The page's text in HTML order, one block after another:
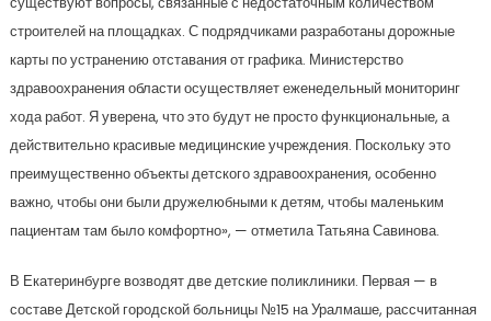
строителей на площадках. С подрядчиками разработаны дорожные
карты по устранению отставания от графика. Министерство
здравоохранения области осуществляет еженедельный мониторинг
хода работ. Я уверена, что это будут не просто функциональные, а
действительно красивые медицинские учреждения. Поскольку это
преимущественно объекты детского здравоохранения, особенно
важно, чтобы они были дружелюбными к детям, чтобы маленьким
пациентам там было комфортно», — отметила Татьяна Савинова.
В Екатеринбурге возводят две детские поликлиники. Первая — в
составе Детской городской больницы №15 на Уралмаше, рассчитанная